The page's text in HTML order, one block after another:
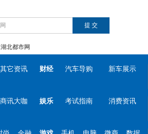
湖北都市网
其它资讯 财经 汽车导购 新车展示
商讯大咖 娱乐 考试指南 消费资讯